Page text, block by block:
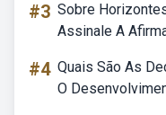
#3 Sobre
Assinale A
#4 Quais São As
O